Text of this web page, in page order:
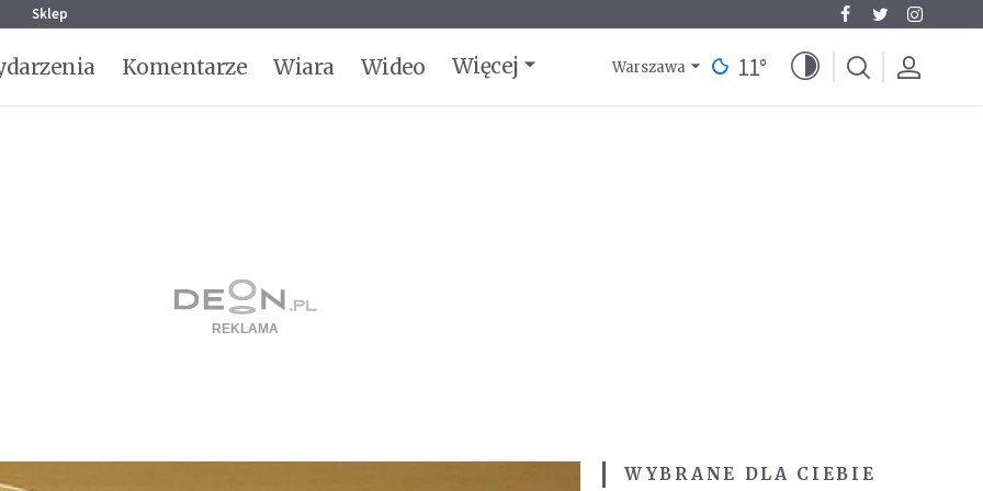
Sklep
Komentarze Wiara Wideo Więcej Warszawa 11°
WYBRANE DLA CIEBIE